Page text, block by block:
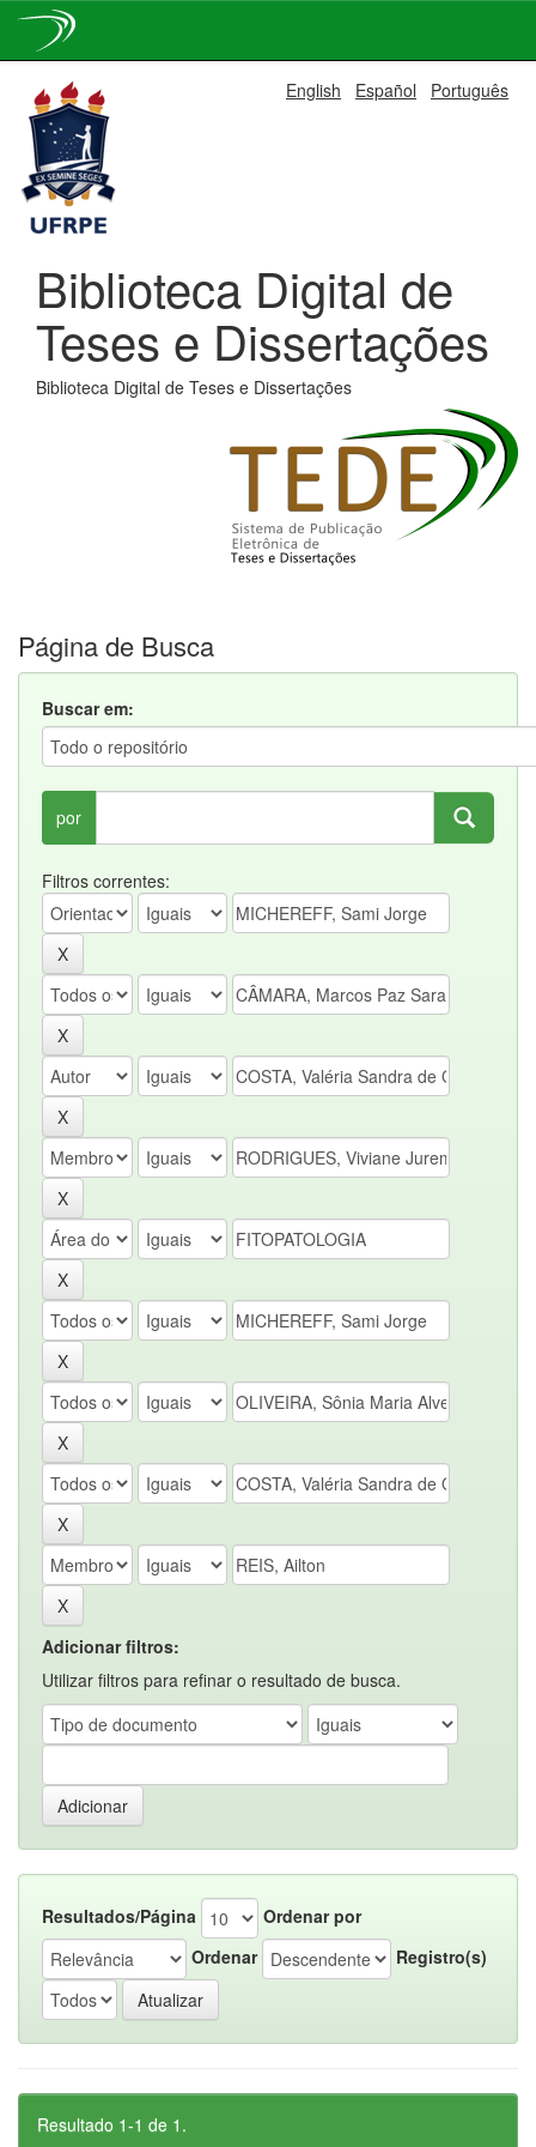
navigation
English Español Português
Biblioteca Digital de
Teses e Dissertações
Biblioteca Digital de Teses e Dissertações
Página de Busca
Buscar em:
por
Filtros correntes:
Adicionar filtros:
Utilizar filtros para refinar o resultado de busca.
Resultados/Página
Ordenar por
Ordenar
Registro(s)
Resultado 1-1 de 1.